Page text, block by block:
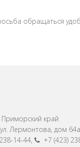
обращаться
Приморский край
ул. Лермонтова, дом 64a
14-44,
+7 (423)